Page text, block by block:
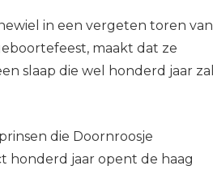
in een vergeten toren van
maakt dat ze
slaap die wel honderd jaar zal
die Doornroosje
honderd jaar opent de haag